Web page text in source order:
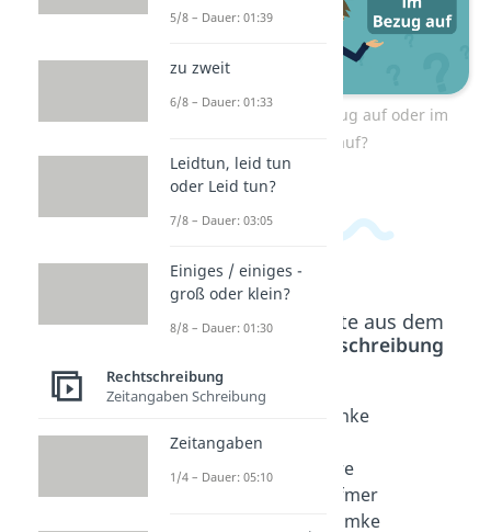
Zum Video: In Bezug auf oder im
Bezug auf?
Beliebte Inhalte aus dem
Rechtschreibung
statten
gehen
der
Nachfr
Danke
eure
Aufmer
ksamke
5/8 – Dauer: 01:39
zu zweit
6/8 – Dauer: 01:33
Leidtun, leid tun
oder Leid tun?
7/8 – Dauer: 03:05
Einiges / einiges -
groß oder klein?
8/8 – Dauer: 01:30
Rechtschreibung
Zeitangaben Schreibung
Zeitangaben
1/4 – Dauer: 05:10